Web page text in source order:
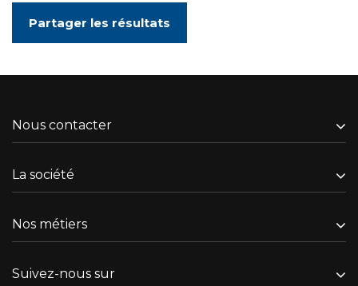
Partager les résultats
Nous contacter
La société
Nos métiers
Suivez-nous sur